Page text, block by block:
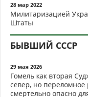
28 мар 2022
Милитаризацией
Штаты
БЫВШИЙ СССР
29 мая 2026
Гомель как вторая
север, но
смертельно опасно